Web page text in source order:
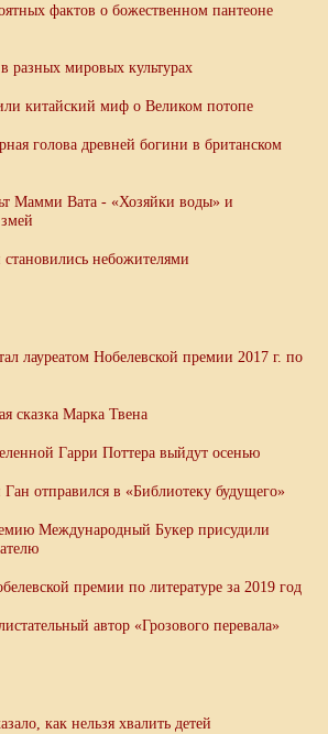
фактов о божественном пантеоне
разных мировых культурах
китайский миф о Великом потопе
голова древней богини в британском
Мамми Вата - «Хозяйки воды» и
небожителями
лауреатом Нобелевской премии 2017 г. по
сказка Марка Твена
Гарри Поттера выйдут осенью
отправился в «Библиотеку будущего»
Международный Букер присудили
премии по литературе за 2019 год
автор «Грозового перевала»
как нельзя хвалить детей